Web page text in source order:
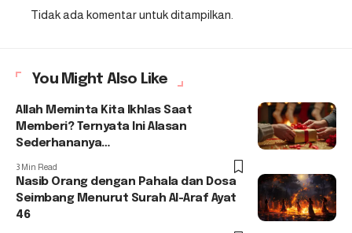
Tidak ada komentar untuk ditampilkan.
You Might Also Like
Allah Meminta Kita Ikhlas Saat
Memberi? Ternyata Ini Alasan
Sederhananya…
3 Min Read
Nasib Orang dengan Pahala dan Dosa
Seimbang Menurut Surah Al-Araf Ayat
46